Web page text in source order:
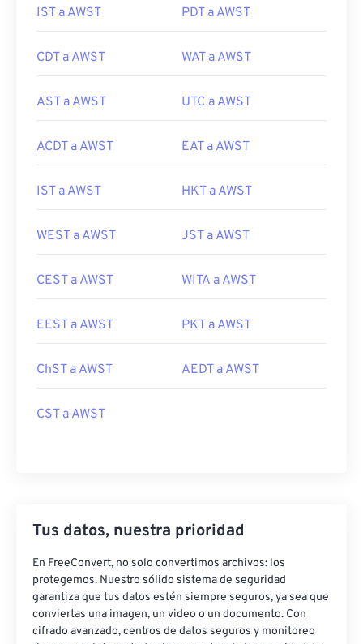
IST a AWST PDT a AWST
CDT a AWST WAT a AWST
AST a AWST UTC a AWST
ACDT a AWST EAT a AWST
IST a AWST HKT a AWST
WEST a AWST JST a AWST
CEST a AWST WITA a AWST
EEST a AWST PKT a AWST
ChST a AWST AEDT a AWST
CST a AWST
Tus datos, nuestra prioridad
En FreeConvert, no solo convertimos archivos: los
protegemos. Nuestro sólido sistema de seguridad
garantiza que tus datos estén siempre seguros, ya sea que
conviertas una imagen, un video o un documento. Con
cifrado avanzado, centros de datos seguros y monitoreo